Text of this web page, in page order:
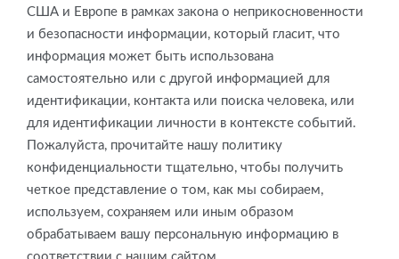
США и Европе в рамках закона о неприкосновенности
и безопасности информации, который гласит, что
информация может быть использована
самостоятельно или с другой информацией для
идентификации, контакта или поиска человека, или
для идентификации личности в контексте событий.
Пожалуйста, прочитайте нашу политику
конфиденциальности тщательно, чтобы получить
четкое представление о том, как мы собираем,
используем, сохраняем или иным образом
обрабатываем вашу персональную информацию в